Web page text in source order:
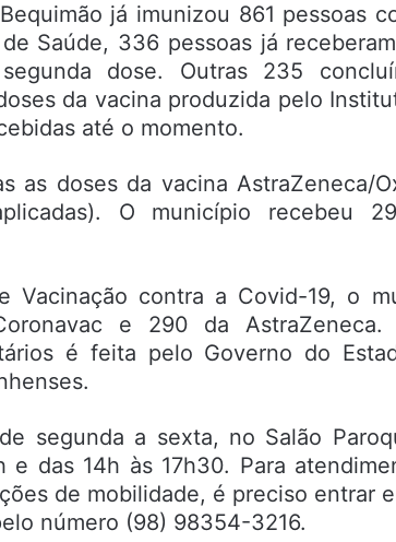
já imunizou 861 pessoas
Saúde, 336 pessoas já
dose. Outras 235
da vacina produzida pelo
até o momento.
as doses da vacina AstraZeneca/
O município recebeu
Vacinação contra a Covid-19, o
e 290 da
é feita pelo Governo do
segunda a sexta, no Salão
das 14h às 17h30. Para
de mobilidade, é preciso entrar
número (98) 98354-3216.